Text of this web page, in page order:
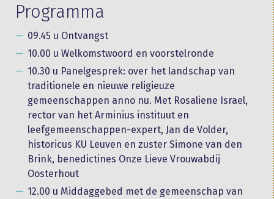
Programma
09.45 u Ontvangst
10.00 u Welkomstwoord en voorstelronde
10.30 u Panelgesprek: over het landschap van
traditionele en nieuwe religieuze
gemeenschappen anno nu. Met Rosaliene Israel,
rector van het Arminius instituut en
leefgemeenschappen-expert, Jan de Volder,
historicus KU Leuven en zuster Simone van den
Brink, benedictines Onze Lieve Vrouwabdij
Oosterhout
12.00 u Middaggebed met de gemeenschap van